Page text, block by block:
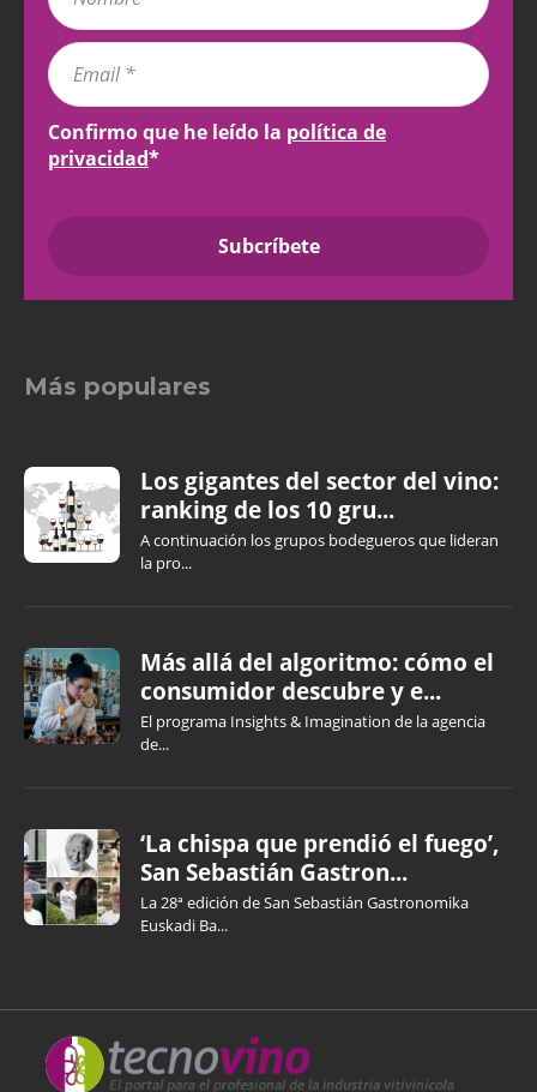
Confirmo que he leído la política de
privacidad*
Más populares
Los gigantes del sector del vino:
ranking de los 10 gru...
A continuación los grupos bodegueros que lideran
la pro...
Más allá del algoritmo: cómo el
consumidor descubre y e...
El programa Insights & Imagination de la agencia
de...
‘La chispa que prendió el fuego’,
San Sebastián Gastron...
La 28ª edición de San Sebastián Gastronomika
Euskadi Ba...